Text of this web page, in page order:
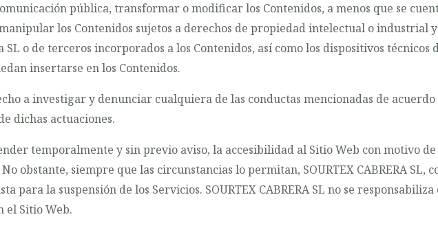
pública, transformar o modificar los Contenidos, a menos que se
los Contenidos sujetos a derechos de propiedad intelectual o industrial
o de terceros incorporados a los Contenidos, así como los dispositivos
insertarse en los Contenidos.
a investigar y denunciar cualquiera de las conductas mencionadas de
dichas actuaciones.
temporalmente y sin previo aviso, la accesibilidad al Sitio Web con motivo
obstante, siempre que las circunstancias lo permitan, SOURTEX CABRERA SL,
para la suspensión de los Servicios. SOURTEX CABRERA SL no se
el Sitio Web.